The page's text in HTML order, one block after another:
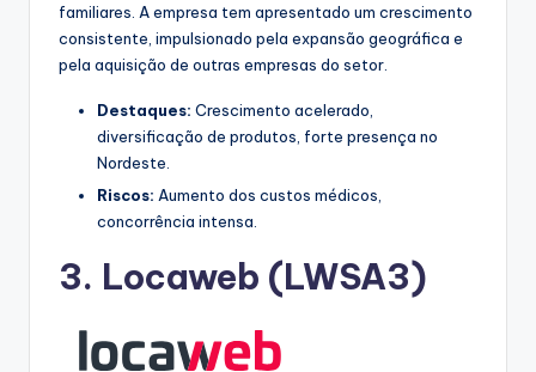
familiares. A empresa tem apresentado um crescimento
consistente, impulsionado pela expansão geográfica e
pela aquisição de outras empresas do setor.
Destaques: Crescimento acelerado,
diversificação de produtos, forte presença no
Nordeste.
Riscos: Aumento dos custos médicos,
concorrência intensa.
3. Locaweb (LWSA3)